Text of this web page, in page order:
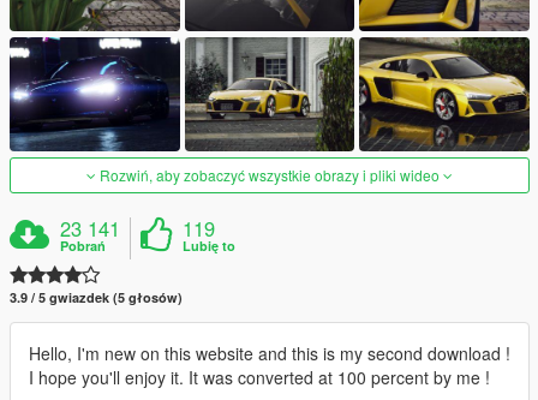
Rozwiń, aby zobaczyć wszystkie obrazy i pliki wideo
23 141
Pobrań
119
Lubię to
3.9 / 5 gwiazdek (5 głosów)
Hello, I'm new on this website and this is my second download !
I hope you'll enjoy it. It was converted at 100 percent by me !